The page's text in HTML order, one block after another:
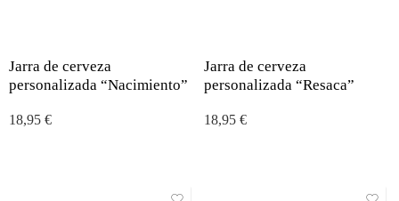
Jarra de cerveza
personalizada “Nacimiento”
18,95 €
Jarra de cerveza
personalizada “Resaca”
18,95 €